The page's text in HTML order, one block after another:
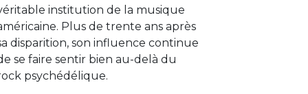
institution de la musique
Plus de trente ans après
disparition, son influence continue
se faire sentir bien au-delà du
psychédélique.